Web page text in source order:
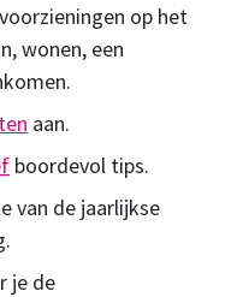
op het
wonen, een
aan.
boordevol tips.
van de jaarlijkse
je de